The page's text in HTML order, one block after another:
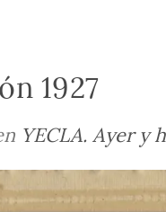
1927
YECLA. Ayer y